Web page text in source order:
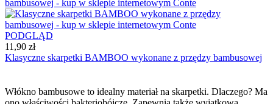
PODGLĄD
11,90 zł
Klasyczne skarpetki BAMBOO wykonane z przędzy bambusowej
Włókno bambusowe to idealny materiał na skarpetki. Dlaczego? Ma